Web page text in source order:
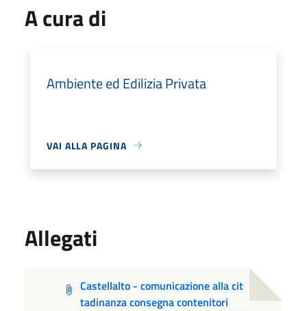
A cura di
Ambiente ed Edilizia Privata
VAI ALLA PAGINA
Allegati
Castellalto - comunicazione alla cit
tadinanza consegna contenitori